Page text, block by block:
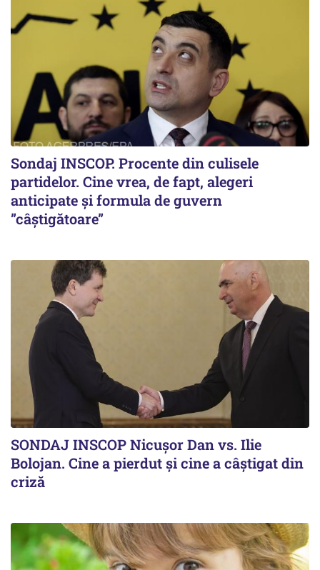
Sondaj INSCOP. Procente din culisele
partidelor. Cine vrea, de fapt, alegeri
anticipate și formula de guvern
”câștigătoare”
SONDAJ INSCOP Nicușor Dan vs. Ilie
Bolojan. Cine a pierdut și cine a câștigat din
criză